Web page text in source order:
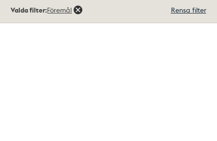
träffar
Valda filter:Föremål Rensa filter